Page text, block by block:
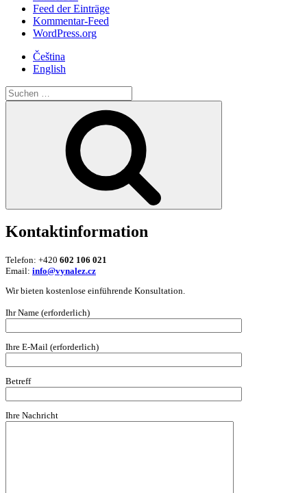
Feed der Einträge
Kommentar-Feed
WordPress.org
Čeština
English
Suche
nach:
Kontaktinformation
Telefon: +420 602 106 021
Email: info@vynalez.cz
Wir bieten kostenlose einführende Konsultation.
Ihr Name (erforderlich)
Ihre E-Mail (erforderlich)
Betreff
Ihre Nachricht